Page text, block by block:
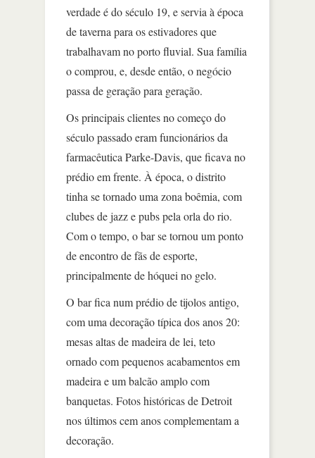
verdade é do século 19, e servia à época
de taverna para os estivadores que
trabalhavam no porto fluvial. Sua família
o comprou, e, desde então, o negócio
passa de geração para geração.
Os principais clientes no começo do
século passado eram funcionários da
farmacêutica Parke-Davis, que ficava no
prédio em frente. À época, o distrito
tinha se tornado uma zona boêmia, com
clubes de jazz e pubs pela orla do rio.
Com o tempo, o bar se tornou um ponto
de encontro de fãs de esporte,
principalmente de hóquei no gelo.
O bar fica num prédio de tijolos antigo,
com uma decoração típica dos anos 20:
mesas altas de madeira de lei, teto
ornado com pequenos acabamentos em
madeira e um balcão amplo com
banquetas. Fotos históricas de Detroit
nos últimos cem anos complementam a
decoração.